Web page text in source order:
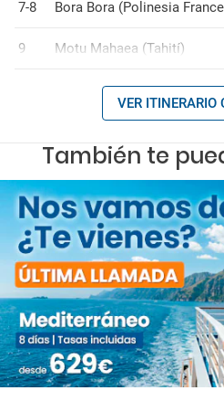
7-8 Bora Bora (Polinesia
9 Motu Mahaea (Tahití)
VER ITINERARIO
También te